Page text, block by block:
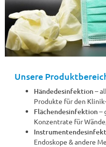
Unsere
Händedesinfektion–
Produkte für den
Flächendesinfektion–
Konzentrate für
Endoskope & andere